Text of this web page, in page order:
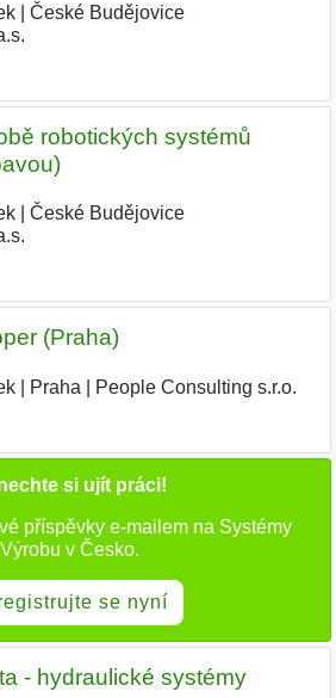
| České Budějovice|
robotických systémů
| České Budějovice|
(Praha)
| Praha People Consulting s.r.o.
si ujít práci!
příspěvky e-mailem na Systémy
Výrobu v Česko.
se nyní
- hydraulické systémy